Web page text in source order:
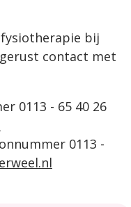
bij
contact met
0113 - 65 40 26
0113 -